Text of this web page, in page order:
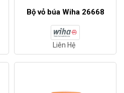
Bộ vỏ búa Wiha 26668
Liên Hệ